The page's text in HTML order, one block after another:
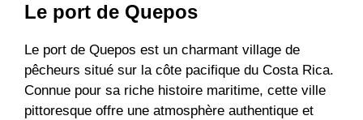
Le port de Quepos
Le port de Quepos est un charmant village de
pêcheurs situé sur la côte pacifique du Costa Rica.
Connue pour sa riche histoire maritime, cette ville
pittoresque offre une atmosphère authentique et